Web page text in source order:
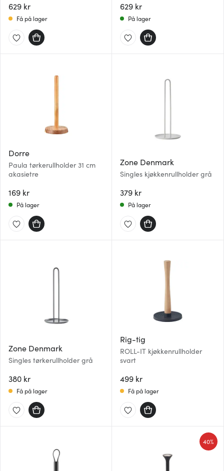
629 kr
Få på lager
629 kr
På lager
Dorre
Paula tørkerullholder 31 cm
akasietre
169 kr
På lager
Zone Denmark
Singles kjøkkenrullholder grå
379 kr
På lager
Zone Denmark
Singles tørkerullholder grå
380 kr
Få på lager
Rig-tig
ROLL-IT kjøkkenrullholder
svart
499 kr
Få på lager
40%